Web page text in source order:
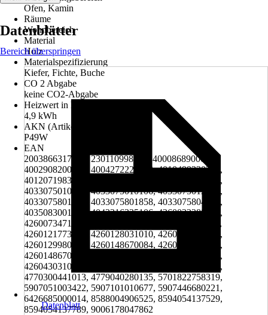
Ofen, Kamin
Räume
Wohnbereich
Material
Holz
Materialspezifizierung
Kiefer, Fichte, Buche
CO 2 Abgabe
keine CO2-Abgabe
Heizwert in kW/h
4,9 kWh
AKN (Artikelkurznummer)
P49W
EAN
2003866317006, 230110998694, 4000868900005,
4002908200007, 4004272220193, 4010499220397,
4012071983263, 4022041370467, 4030714007305,
4033075010052, 4033075010106, 4033075012155,
4033075801841, 4033075801858, 4033075804613,
4035083001022, 4042316335106, 4260032288012,
4260073471619, 4260108102792, 4260117370137,
4260121773016, 4260128031010, 4260128031065,
4260129980072, 4260148670084, 4260148670091,
4260148670442, 4260170556806, 4260202370103,
4260430310049, 4751007020039, 4751038600217,
4770300441013, 4779040280135, 5701822758319,
5907051003422, 5907101010677, 5907446680221,
6426685000014, 8588004906525, 8594054137529,
8594054137789, 9006178047862
Datenblätter
Bereich überspringen
Datenblatt